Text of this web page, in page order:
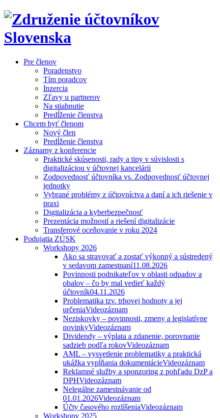
Pre členov
Poradenstvo
Tím poradcov
Inzercia
Zľavy u partnerov
Na stiahnutie
Predĺženie členstva
Chcem byť členom
Nový člen
Predĺženie členstva
Záznamy z konferencie
Praktické skúsenosti, rady a tipy v súvislosti s
digitalizáciou v účtovnej kancelárii
Zodpovednosť účtovníka vs. Zodpovednosť účtovnej
jednotky
Vybrané problémy z účtovníctva a daní a ich riešenie v
praxi
Digitalizácia a kyberbezpečnosť
Prezentácia možností a riešení digitalizácie
Transferové oceňovanie v roku 2024
Podujatia ZÚSK
Workshopy 2026
Ako sa stravovať a zostať výkonný a sústredený
v sedavom zamestnaní11.08.2026
Povinnosti podnikateľov v oblasti odpadov a
obalov – čo by mal vedieť každý
účtovník04.11.2026
Problematika tzv. trhovej hodnoty a jej
určeniaVideozáznam
Neziskovky – povinnosti, zmeny a legislatívne
novinkyVideozáznam
Dividendy – výplata a zdanenie, porovnanie
sadzieb podľa rokovVideozáznam
AML – vysvetlenie problematiky a praktická
ukážka vypĺňania dokumentácieVideozáznam
Reklamné služby a sponzoring z pohľadu DzP a
DPHVideozáznam
Nelegálne zamestnávanie od
01.01.2026Videozáznam
Účty časového rozlíšeniaVideozáznam
Workshopy 2025